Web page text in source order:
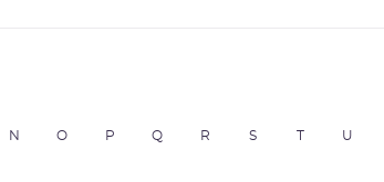
N O P Q R S T U